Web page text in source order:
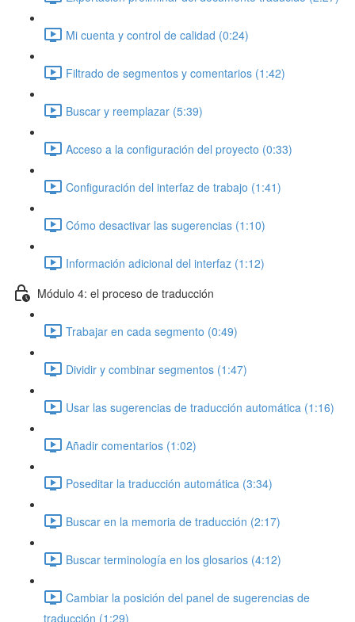
Mi cuenta y control de calidad (0:24)
Filtrado de segmentos y comentarios (1:42)
Buscar y reemplazar (5:39)
Acceso a la configuración del proyecto (0:33)
Configuración del interfaz de trabajo (1:41)
Cómo desactivar las sugerencias (1:10)
Información adicional del interfaz (1:12)
Módulo 4: el proceso de traducción
Trabajar en cada segmento (0:49)
Dividir y combinar segmentos (1:47)
Usar las sugerencias de traducción automática (1:16)
Añadir comentarios (1:02)
Poseditar la traducción automática (3:34)
Buscar en la memoria de traducción (2:17)
Buscar terminología en los glosarios (4:12)
Cambiar la posición del panel de sugerencias de
traducción (1:29)